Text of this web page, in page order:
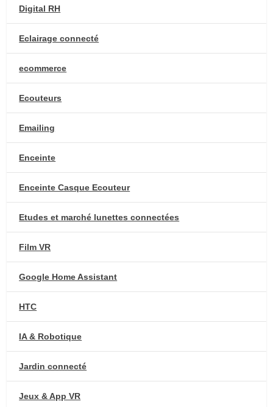
Digital RH
Eclairage connecté
ecommerce
Ecouteurs
Emailing
Enceinte
Enceinte Casque Ecouteur
Etudes et marché lunettes connectées
Film VR
Google Home Assistant
HTC
IA & Robotique
Jardin connecté
Jeux & App VR